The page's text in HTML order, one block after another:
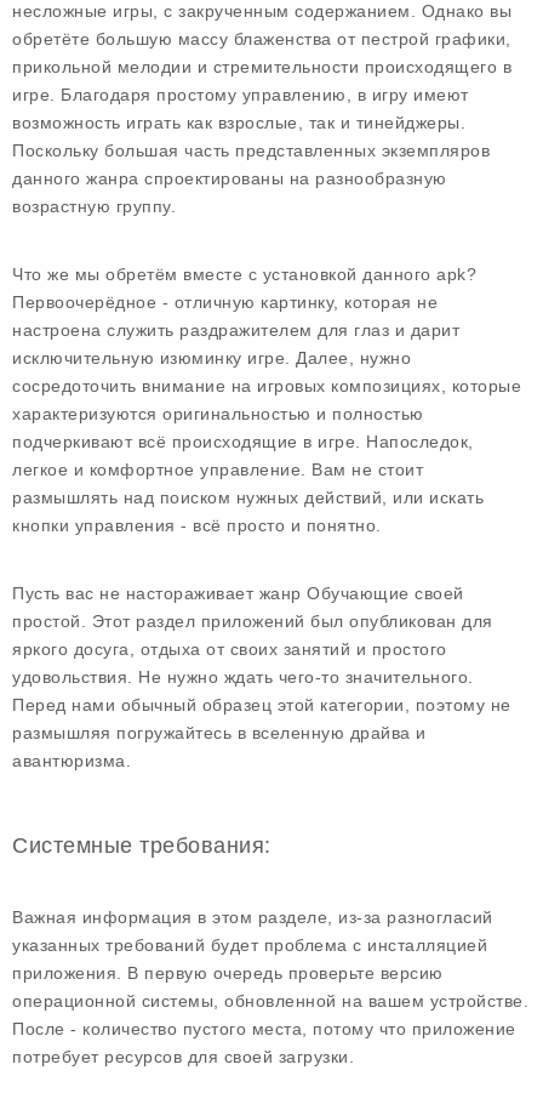
несложные игры, с закрученным содержанием. Однако вы
обретёте большую массу блаженства от пестрой графики,
прикольной мелодии и стремительности происходящего в
игре. Благодаря простому управлению, в игру имеют
возможность играть как взрослые, так и тинейджеры.
Поскольку большая часть представленных экземпляров
данного жанра спроектированы на разнообразную
возрастную группу.
Что же мы обретём вместе с установкой данного apk?
Первоочерёдное - отличную картинку, которая не
настроена служить раздражителем для глаз и дарит
исключительную изюминку игре. Далее, нужно
сосредоточить внимание на игровых композициях, которые
характеризуются оригинальностью и полностью
подчеркивают всё происходящие в игре. Напоследок,
легкое и комфортное управление. Вам не стоит
размышлять над поиском нужных действий, или искать
кнопки управления - всё просто и понятно.
Пусть вас не настораживает жанр Обучающие своей
простой. Этот раздел приложений был опубликован для
яркого досуга, отдыха от своих занятий и простого
удовольствия. Не нужно ждать чего-то значительного.
Перед нами обычный образец этой категории, поэтому не
размышляя погружайтесь в вселенную драйва и
авантюризма.
Системные требования:
Важная информация в этом разделе, из-за разногласий
указанных требований будет проблема с инсталляцией
приложения. В первую очередь проверьте версию
операционной системы, обновленной на вашем устройстве.
После - количество пустого места, потому что приложение
потребует ресурсов для своей загрузки.